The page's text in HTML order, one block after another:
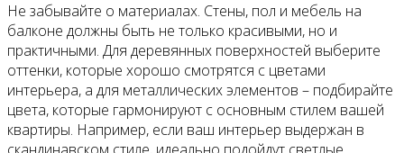
Не забывайте о материалах. Стены, пол и мебель на
балконе должны быть не только красивыми, но и
практичными. Для деревянных поверхностей выберите
оттенки, которые хорошо смотрятся с цветами
интерьера, а для металлических элементов – подбирайте
цвета, которые гармонируют с основным стилем вашей
квартиры. Например, если ваш интерьер выдержан в